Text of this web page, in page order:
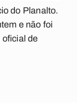
do Planalto.
e não foi
de